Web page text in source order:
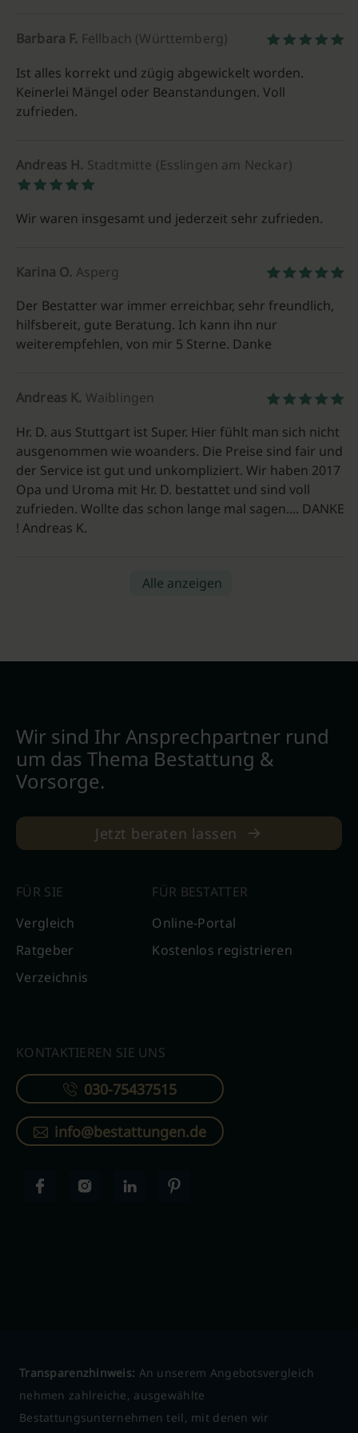
Barbara F. Fellbach (Württemberg)
Ist alles korrekt und zügig abgewickelt worden.
Keinerlei Mängel oder Beanstandungen. Voll
zufrieden.
Andreas H. Stadtmitte (Esslingen am Neckar)
Wir waren insgesamt und jederzeit sehr zufrieden.
Karina O. Asperg
Der Bestatter war immer erreichbar, sehr freundlich,
hilfsbereit, gute Beratung. Ich kann ihn nur
weiterempfehlen, von mir 5 Sterne. Danke
Andreas K. Waiblingen
Hr. D. aus Stuttgart ist Super. Hier fühlt man sich nicht
ausgenommen wie woanders. Die Preise sind fair und
der Service ist gut und unkompliziert. Wir haben 2017
Opa und Uroma mit Hr. D. bestattet und sind voll
zufrieden. Wollte das schon lange mal sagen.... DANKE
! Andreas K.
Alle anzeigen
Wir sind Ihr Ansprechpartner rund
um das Thema Bestattung &
Vorsorge.
Jetzt beraten lassen
FÜR SIE
Vergleich
Ratgeber
Verzeichnis
FÜR BESTATTER
Online-Portal
Kostenlos registrieren
KONTAKTIEREN SIE UNS
030-75437515
info@bestattungen.de
Transparenzhinweis: An unserem Angebotsvergleich
nehmen zahlreiche, ausgewählte
Bestattungsunternehmen teil, mit denen wir